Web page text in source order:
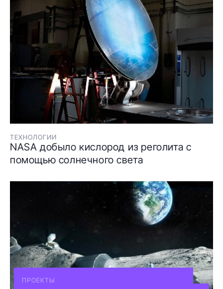
ТЕХНОЛОГИИ
NASA добыло кислород из реголита с
помощью солнечного света
ПРОЕКТЫ